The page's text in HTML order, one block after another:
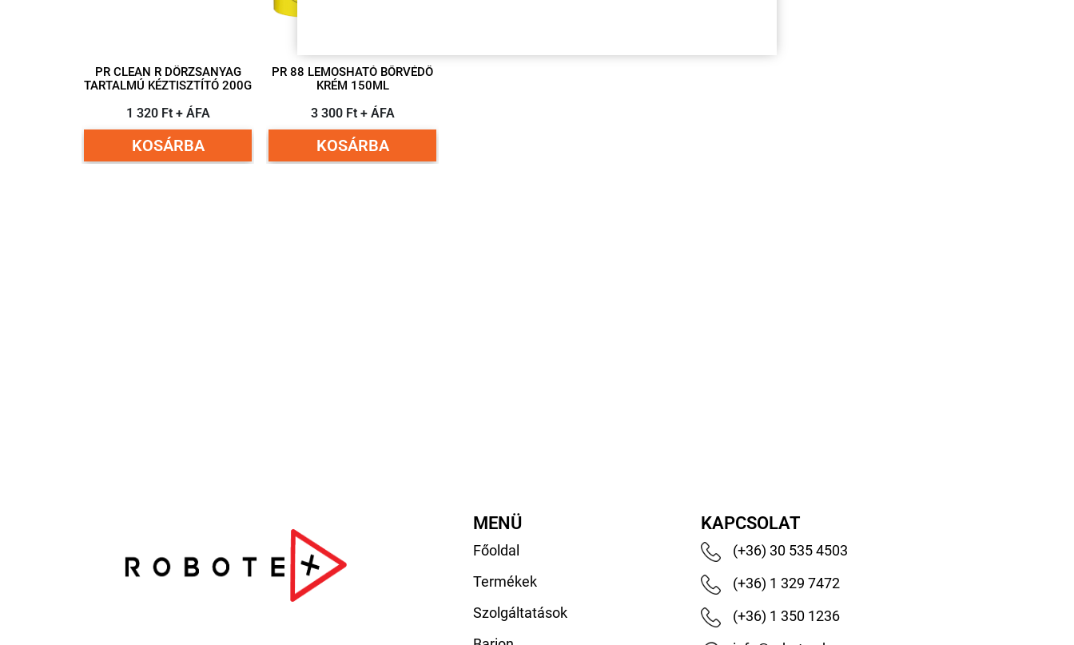
PR CLEAN R DÖRZSANYAG
TARTALMÚ KÉZTISZTÍTÓ 200G
1 320 Ft + ÁFA
KOSÁRBA
PR 88 LEMOSHATÓ BŐRVÉDŐ
KRÉM 150ML
3 300 Ft + ÁFA
KOSÁRBA
MENÜ
Főoldal
Termékek
Szolgáltatások
KAPCSOLAT
(+36) 30 535 4503
(+36) 1 329 7472
(+36) 1 350 1236